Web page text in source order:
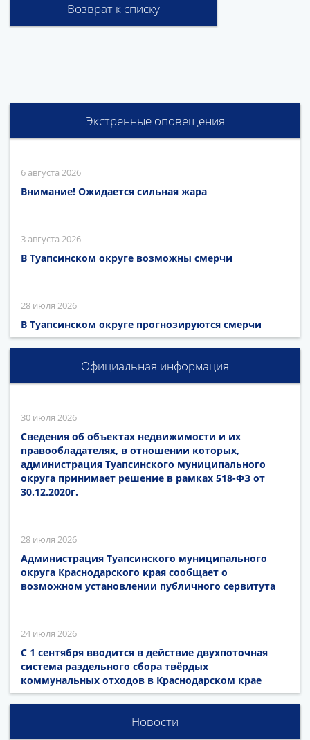
Возврат к списку
Экстренные оповещения
6 августа 2026
Внимание! Ожидается сильная жара
3 августа 2026
В Туапсинском округе возможны смерчи
28 июля 2026
В Туапсинском округе прогнозируются смерчи
Официальная информация
30 июля 2026
Сведения об объектах недвижимости и их
правообладателях, в отношении которых,
администрация Туапсинского муниципального
округа принимает решение в рамках 518-ФЗ от
30.12.2020г.
28 июля 2026
Администрация Туапсинского муниципального
округа Краснодарского края сообщает о
возможном установлении публичного сервитута
24 июля 2026
С 1 сентября вводится в действие двухпоточная
система раздельного сбора твёрдых
коммунальных отходов в Краснодарском крае
Новости